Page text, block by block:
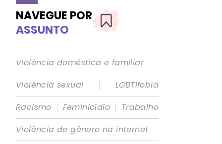
NAVEGUE POR
ASSUNTO
Violência doméstica e familiar
Violência sexual
|
LGBTIfobia
Racismo | Feminicídio | Trabalho
Violência de gênero na internet